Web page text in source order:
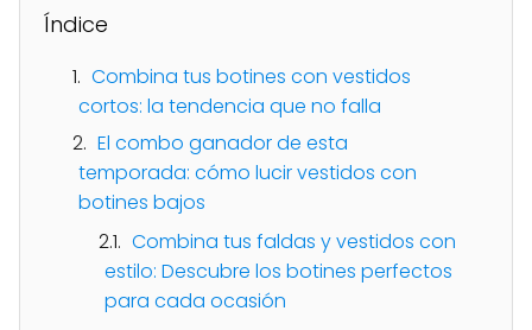
Índice
Combina tus botines con vestidos
cortos: la tendencia que no falla
El combo ganador de esta
temporada: cómo lucir vestidos con
botines bajos
Combina tus faldas y vestidos con
estilo: Descubre los botines perfectos
para cada ocasión